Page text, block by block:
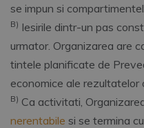
se impun si
B) Iesirile dintr-un pas
urmator. Organizarea are
tintele planificate de
economice ale rezultatelor
B) Ca activitati,
nerentabile si se termina cu